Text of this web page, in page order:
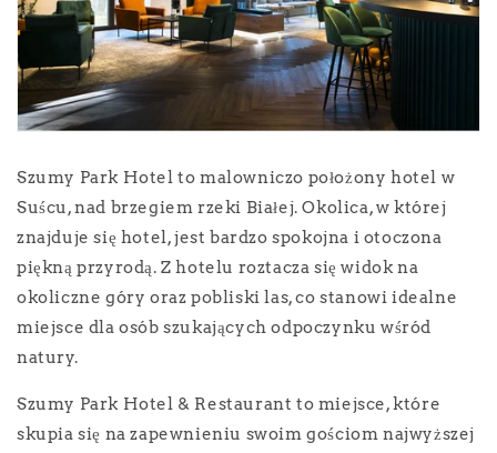
Szumy Park Hotel to malowniczo położony hotel w
Suścu, nad brzegiem rzeki Białej. Okolica, w której
znajduje się hotel, jest bardzo spokojna i otoczona
piękną przyrodą. Z hotelu roztacza się widok na
okoliczne góry oraz pobliski las, co stanowi idealne
miejsce dla osób szukających odpoczynku wśród
natury.
Szumy Park Hotel & Restaurant to miejsce, które
skupia się na zapewnieniu swoim gościom najwyższej